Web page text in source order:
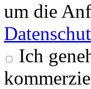
um die
Ich